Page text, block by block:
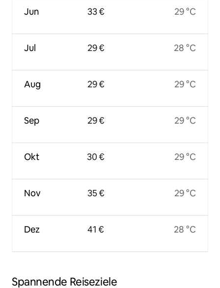
Jun
Jul
Aug
Sep
Okt
Nov
Dez
33 €
29 €
29 €
29 €
30 €
35 €
41 €
29 °C
28 °C
29 °C
29 °C
29 °C
29 °C
28 °C
Spannende Reiseziele